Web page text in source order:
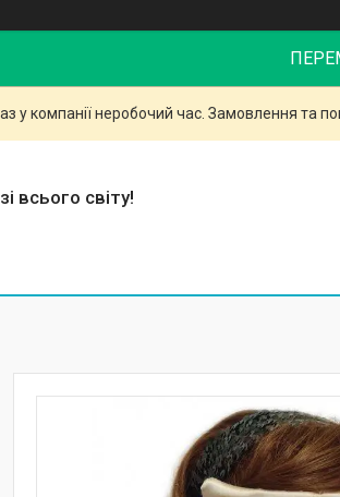
у компанії неробочий час. Замовлення та
всього світу!